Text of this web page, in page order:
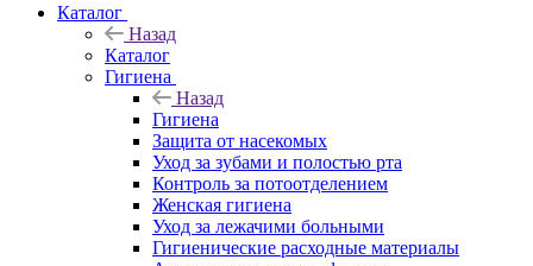
Каталог
Назад
Каталог
Гигиена
Назад
Гигиена
Защита от насекомых
Уход за зубами и полостью рта
Контроль за потоотделением
Женская гигиена
Уход за лежачими больными
Гигиенические расходные материалы